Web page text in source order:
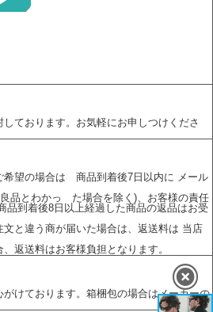
ております。お気軽にお申しつけくださ
希望の場合は 商品到着後7日以内に メール
品とわかっ た場合を除く)、お客様の責任
品到着後8日以上経過した商品の返品はお受
と違う商が届いた場合は、返送料は 当店
返送料はお客様負担となります。
けております。箱梱包の場合はメーカーの